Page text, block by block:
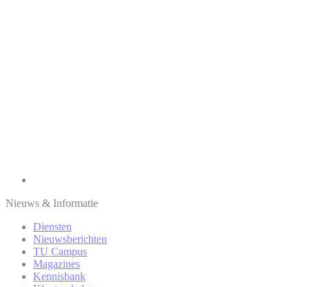
Nieuws & Informatie
Diensten
Nieuwsberichten
TU Campus
Magazines
Kennisbank